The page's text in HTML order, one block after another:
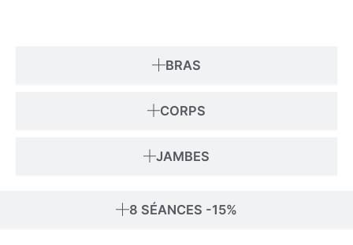
8 SÉANCES -15%
BRAS
CORPS
JAMBES